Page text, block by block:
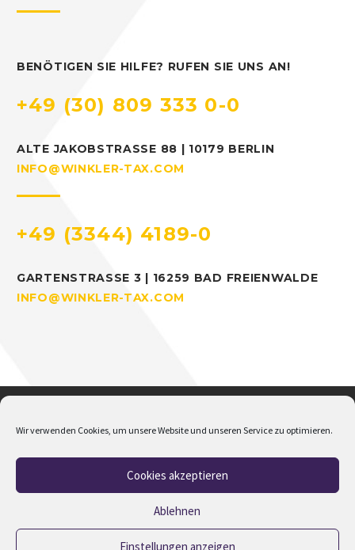
Wir verwenden Cookies, um unsere Website und unseren Service zu optimieren.
Cookies akzeptieren
Ablehnen
Einstellungen anzeigen
BENÖTIGEN SIE HILFE? RUFEN SIE UNS AN!
+49 (30) 809 333 0-0
ALTE JAKOBSTRASSE 88 | 10179 BERLIN
INFO@WINKLER-TAX.COM
+49 (3344) 4189-0
GARTENSTRASSE 3 | 16259 BAD FREIENWALDE
INFO@WINKLER-TAX.COM
Datenschutz